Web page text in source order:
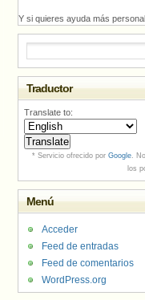
Y si quieres ayuda más
Traductor
Translate to:
* Servicio ofrecido por Google.
los
Menú
Acceder
Feed de entradas
Feed de comentarios
WordPress.org